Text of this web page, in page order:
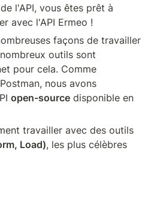
l'API, vous êtes prêt à
avec l'API Ermeo !
façons de travailler
outils sont
pour cela. Comme
open-source disponible en
Load), les plus célèbres